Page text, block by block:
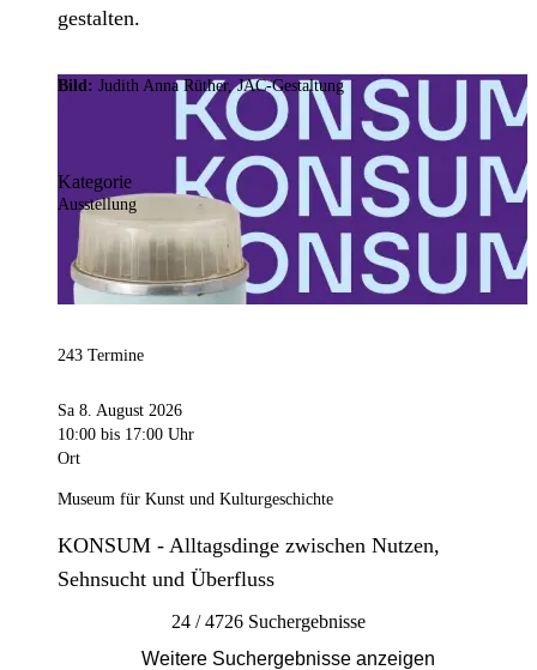
gestalten.
Bild: Judith Anna Rüther, JAC-Gestaltung
Kategorie
Ausstellung
243 Termine
Sa 8. August 2026
10:00 bis 17:00 Uhr
Ort
Museum für Kunst und Kulturgeschichte
KONSUM - Alltagsdinge zwischen Nutzen,
Sehnsucht und Überfluss
24 / 4726 Suchergebnisse
Weitere Suchergebnisse anzeigen